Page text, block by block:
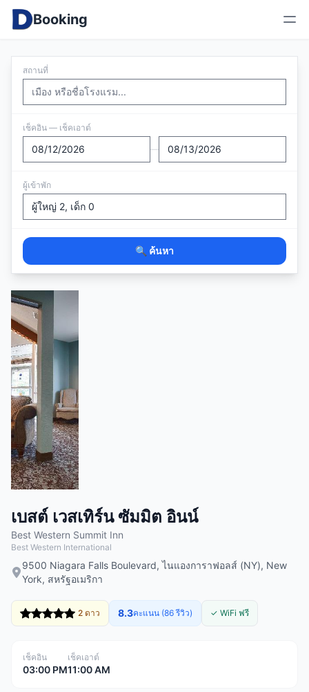
Booking
สถานที่
เช็คอิน — เช็คเอาต์
—
ผู้เข้าพัก
🔍 ค้นหา
เบสต์ เวสเทิร์น ซัมมิต อินน์
Best Western Summit Inn
Best Western International
9500 Niagara Falls Boulevard, ไนแองการาฟอลส์ (NY), New
York, สหรัฐอเมริกา
2 ดาว 8.3คะแนน (86 รีวิว) ✓ WiFi ฟรี
เช็คอิน
03:00 PM
เช็คเอาต์
11:00 AM